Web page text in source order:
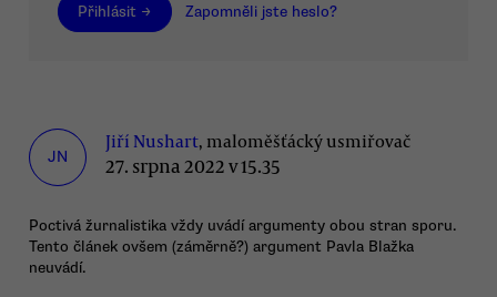
Přihlásit → Zapomněli jste heslo?
JN
Jiří Nushart, maloměšťácký usmiřovač
27. srpna 2022 v 15.35
Poctivá žurnalistika vždy uvádí argumenty obou stran sporu.
Tento článek ovšem (záměrně?) argument Pavla Blažka
neuvádí.